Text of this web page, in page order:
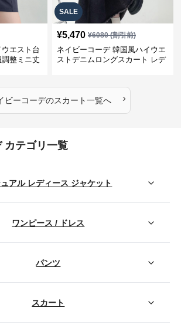
エスト台
整ミニ丈
SALE
¥5,470 ¥6080(割引前)
ネイビーコーデ 韓国風ハイウエ
ストデニムロングスカート レデ
ビーコーデのスカート一覧へ ›
カテゴリ一覧
アル レディース ジャケット
ワンピース / ドレス
パンツ
スカート